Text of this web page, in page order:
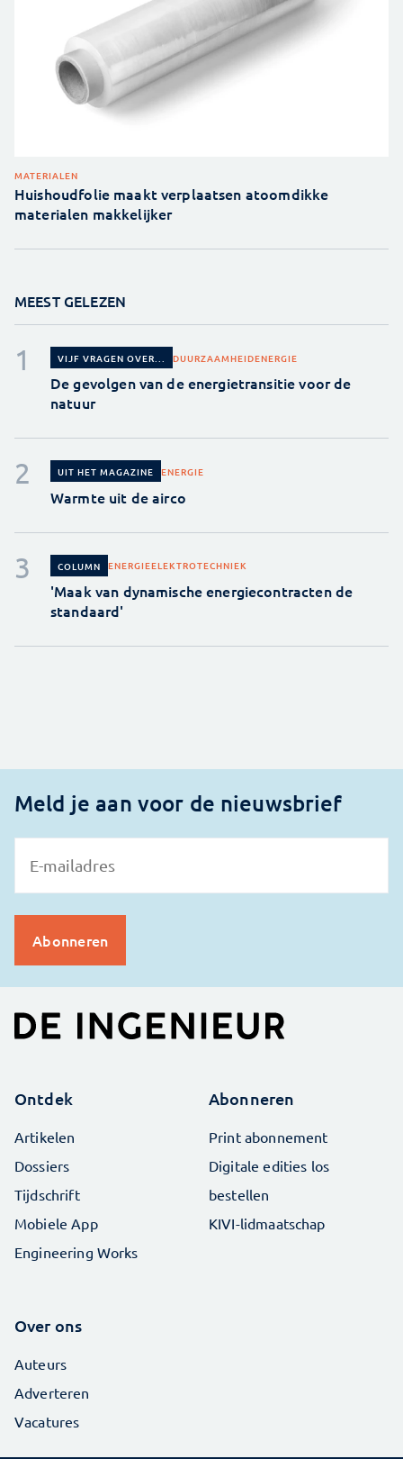
MATERIALEN
Huishoudfolie maakt verplaatsen atoomdikke
materialen makkelijker
MEEST GELEZEN
VIJF VRAGEN OVER... DUURZAAMHEIDENERGIE
De gevolgen van de energietransitie voor de
natuur
UIT HET MAGAZINE ENERGIE
Warmte uit de airco
COLUMN ENERGIEELEKTROTECHNIEK
'Maak van dynamische energiecontracten de
standaard'
Meld je aan voor de nieuwsbrief
Ontdek
Artikelen
Dossiers
Tijdschrift
Mobiele App
Engineering Works
Abonneren
Print abonnement
Digitale edities los
bestellen
KIVI-lidmaatschap
Over ons
Auteurs
Adverteren
Vacatures